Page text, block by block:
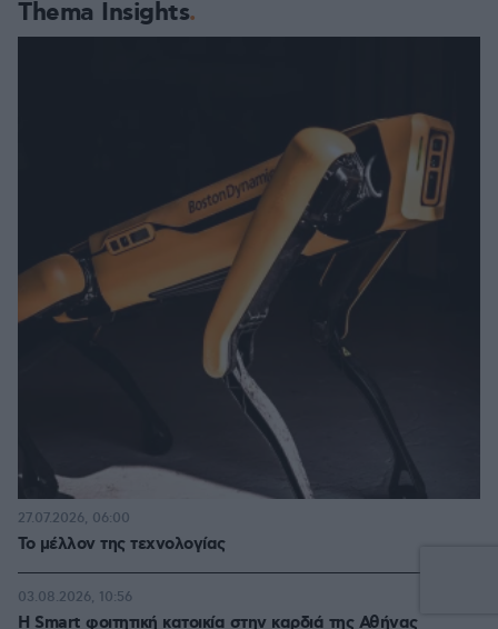
Thema Insights
Το μέλλον της τεχνολογίας
27.07.2026, 06:00
Η Smart φοιτητική κατοικία στην καρδιά της Αθήνας
03.08.2026, 10:56